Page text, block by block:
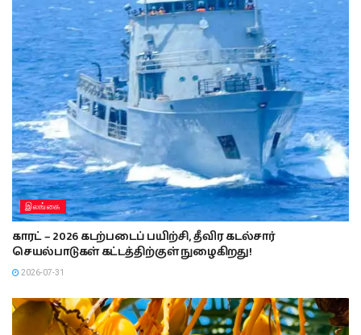
இலங்கை
காரட் – 2026 கடற்படைப் பயிற்சி, தீவிர கடல்சார்
செயல்பாடுகள் கட்டத்திற்குள் நுழைகிறது!
2026-07-31